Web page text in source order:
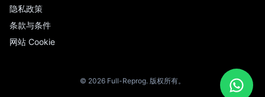
隐私政策
条款与条件
网站 Cookie
© 2026 Full-Reprog. 版权所有。